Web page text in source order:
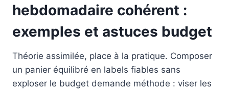
hebdomadaire cohérent :
exemples et astuces budget
Théorie assimilée, place à la pratique. Composer
un panier équilibré en labels fiables sans
exploser le budget demande méthode : viser les